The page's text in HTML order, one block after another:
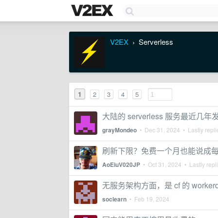
V2EX › Serverless
1 2 3 4 5
大陆的 serverless 服务最近几年
grayMondeo • Dec 31, 2024 • Lastly
刷新下限？免费一个月也能说成
AoEiuV020JP • Oct 31, 2024 • Lastly
无服务架构方面，是 cf 的
soclearn • Feb 19, 2024